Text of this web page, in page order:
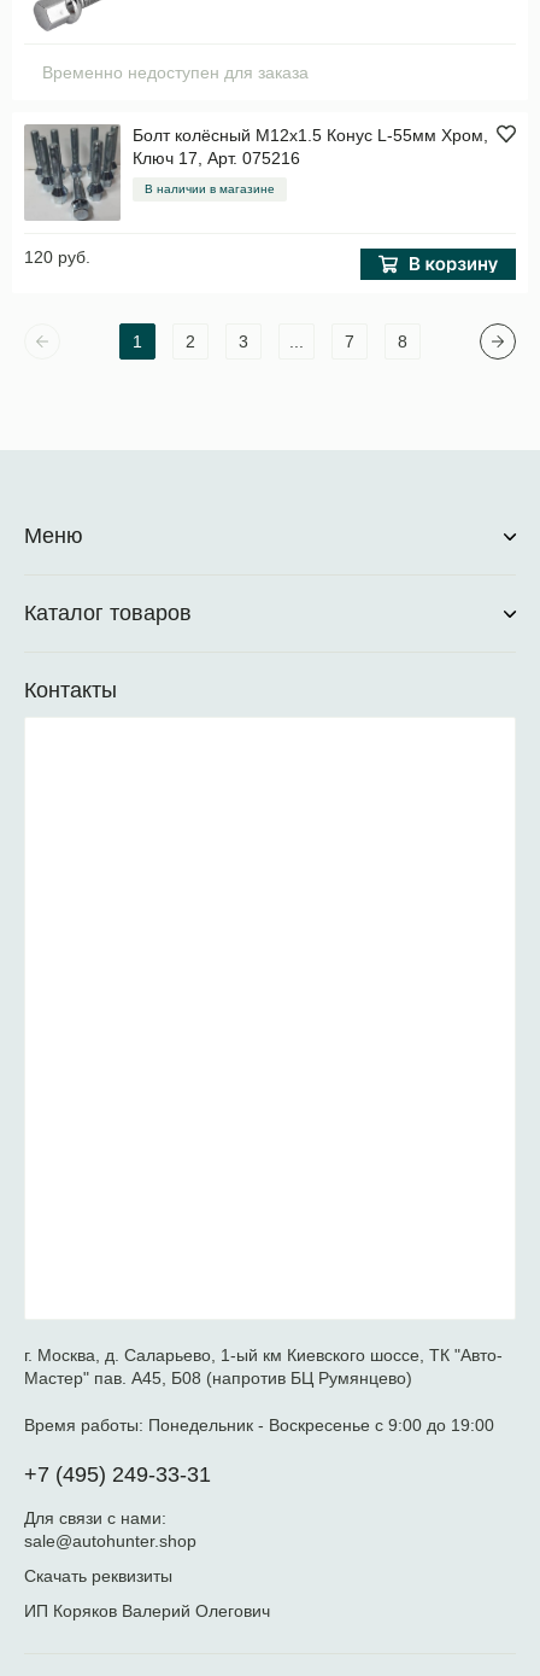
Временно недоступен для заказа
Болт колёсный M12x1.5 Конус L-55мм Хром,
Ключ 17, Арт. 075216
В наличии в магазине
120 руб.
1 2 3 7 8
Меню
Каталог товаров
Контакты
г. Москва, д. Саларьево, 1-ый км Киевского шоссе, ТК "Авто-
Мастер" пав. А45, Б08 (напротив БЦ Румянцево)
Время работы: Понедельник - Воскресенье с 9:00 до 19:00
+7 (495) 249-33-31
Для связи с нами:
sale@autohunter.shop
Скачать реквизиты
ИП Коряков Валерий Олегович